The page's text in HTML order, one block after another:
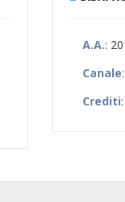
A.A.:
Canale
Crediti